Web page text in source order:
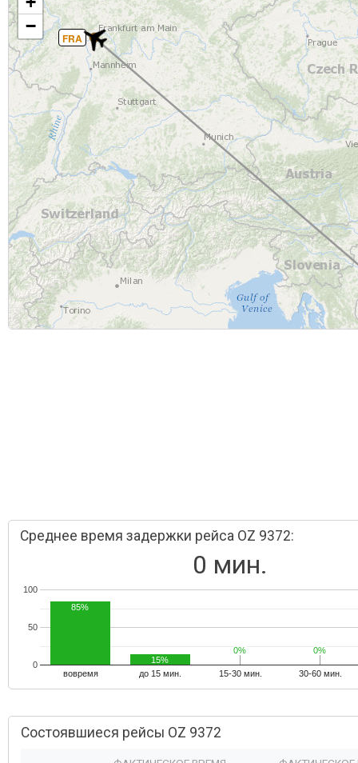
FRA
−
Среднее время задержки рейса OZ 9372:
0 мин.
вовремя до 15 мин. 15-30 мин. 30-60 мин.
0
50
100
85%
15%
0%
0% 0%
0%
Состоявшиеся рейсы OZ 9372